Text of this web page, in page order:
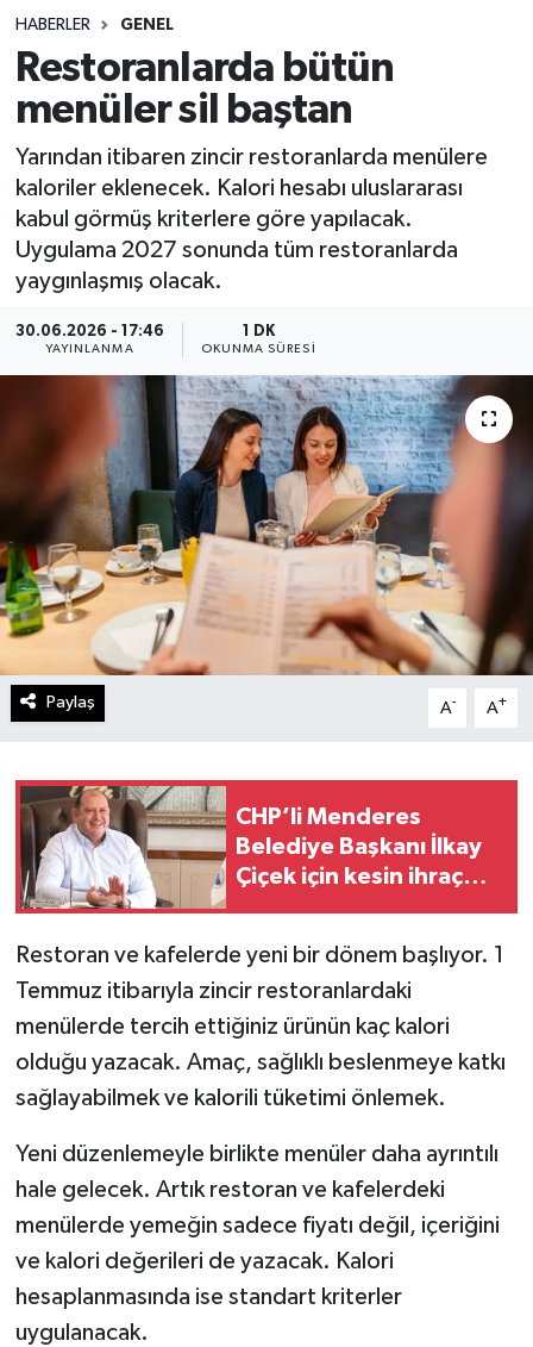
HABERLER GENEL
Restoranlarda bütün
menüler sil baştan
Yarından itibaren zincir restoranlarda menülere
kaloriler eklenecek. Kalori hesabı uluslararası
kabul görmüş kriterlere göre yapılacak.
Uygulama 2027 sonunda tüm restoranlarda
yaygınlaşmış olacak.
30.06.2026 - 17:46
YAYINLANMA
1 DK
OKUNMA SÜRESI
Paylaş A- A+
CHP’li Menderes
Belediye Başkanı İlkay
Çiçek için kesin ihraç
Restoran ve kafelerde yeni bir dönem başlıyor. 1
Temmuz itibarıyla zincir restoranlardaki
menülerde tercih ettiğiniz ürünün kaç kalori
olduğu yazacak. Amaç, sağlıklı beslenmeye katkı
sağlayabilmek ve kalorili tüketimi önlemek.
Yeni düzenlemeyle birlikte menüler daha ayrıntılı
hale gelecek. Artık restoran ve kafelerdeki
menülerde yemeğin sadece fiyatı değil, içeriğini
ve kalori değerileri de yazacak. Kalori
hesaplanmasında ise standart kriterler
uygulanacak.
Spor
Teknoloji
Yaşam